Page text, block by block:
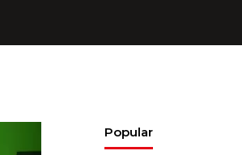
Popular